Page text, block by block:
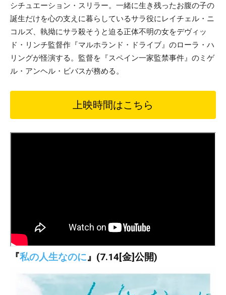
シチュエーション・スリラー。一緒に生き残ったお腹の子の
誕生だけを心の支えに暮らしているサラ役にレイチェル・ニ
コルズ、執拗にサラ殺そうと迫る正体不明の女をデヴィッ
ド・リンチ監督作『マルホランド・ドライブ』のローラ・ハ
リングが怪演する。監督を『スペイン一家監禁事件』のミゲ
ル・アンヘル・ビバスが務める。
上映時間はこちら
『私の人生なのに』(7.14[金]公開)